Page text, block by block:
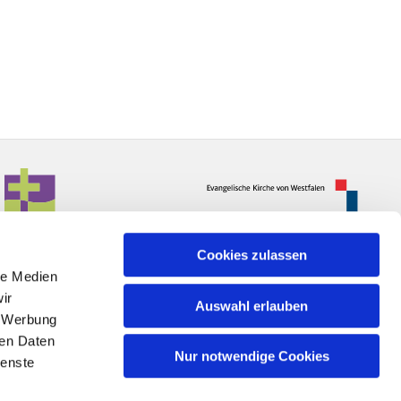
Medien
Daten
Cookies zulassen
Auswahl erlauben
Nur notwendige Cookies